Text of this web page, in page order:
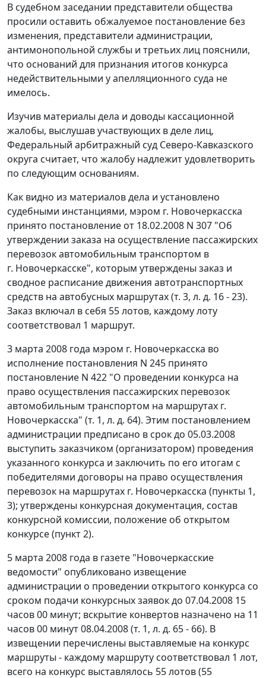
В судебном заседании представители общества
просили оставить обжалуемое постановление без
изменения, представители администрации,
антимонопольной службы и третьих лиц пояснили,
что оснований для признания итогов конкурса
недействительными у апелляционного суда не
имелось.
Изучив материалы дела и доводы кассационной
жалобы, выслушав участвующих в деле лиц,
Федеральный арбитражный суд Северо-Кавказского
округа считает, что жалобу надлежит удовлетворить
по следующим основаниям.
Как видно из материалов дела и установлено
судебными инстанциями, мэром г. Новочеркасска
принято постановление от 18.02.2008 N 307 "Об
утверждении заказа на осуществление пассажирских
перевозок автомобильным транспортом в
г. Новочеркасске", которым утверждены заказ и
сводное расписание движения автотранспортных
средств на автобусных маршрутах (т. 3, л. д. 16 - 23).
Заказ включал в себя 55 лотов, каждому лоту
соответствовал 1 маршрут.
3 марта 2008 года мэром г. Новочеркасска во
исполнение постановления N 245 принято
постановление N 422 "О проведении конкурса на
право осуществления пассажирских перевозок
автомобильным транспортом на маршрутах г.
Новочеркасска" (т. 1, л. д. 64). Этим постановлением
администрации предписано в срок до 05.03.2008
выступить заказчиком (организатором) проведения
указанного конкурса и заключить по его итогам с
победителями договоры на право осуществления
перевозок на маршрутах г. Новочеркасска (пункты 1,
3); утверждены конкурсная документация, состав
конкурсной комиссии, положение об открытом
конкурсе (пункт 2).
5 марта 2008 года в газете "Новочеркасские
ведомости" опубликовано извещение
администрации о проведении открытого конкурса со
сроком подачи конкурсных заявок до 07.04.2008 15
часов 00 минут; вскрытие конвертов назначено на 11
часов 00 минут 08.04.2008 (т. 1, л. д. 65 - 66). В
извещении перечислены выставляемые на конкурс
маршруты - каждому маршруту соответствовал 1 лот,
всего на конкурс выставлялось 55 лотов (55